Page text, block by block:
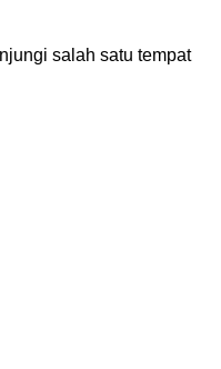
salah satu tempat